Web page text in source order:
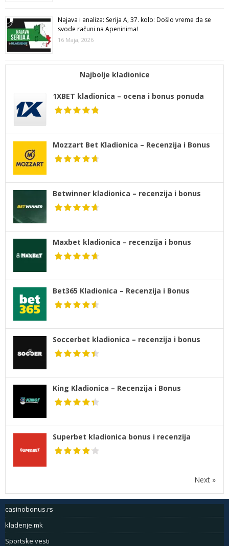
Najava i analiza: Serija A, 37. kolo: Došlo vreme da se
svode računi na Apeninima!
16 Maja, 2026
Najbolje kladionice
1XBET kladionica – ocena i bonus ponuda
Mozzart Bet Kladionica – Recenzija i Bonus
Betwinner kladionica – recenzija i bonus
Maxbet kladionica – recenzija i bonus
Bet365 Kladionica – Recenzija i Bonus
Soccerbet kladionica – recenzija i bonus
King Kladionica – Recenzija i Bonus
Superbet kladionica bonus i recenzija
Next »
casinobonus.rs
kladenje.mk
Sportske vesti